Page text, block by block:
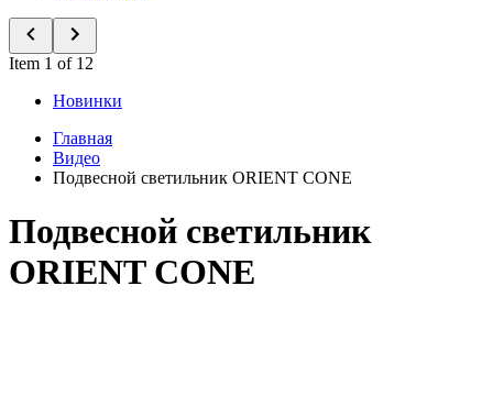
Item 1 of 12
Новинки
Главная
Видео
Подвесной светильник ORIENT CONE
Подвесной светильник
ORIENT CONE